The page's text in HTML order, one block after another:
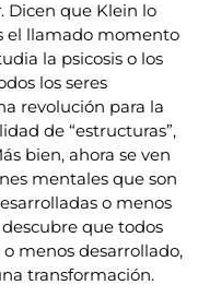
. Dicen que Klein lo
el llamado momento
la psicosis o los
los seres
revolución para la
de “estructuras”,
bien, ahora se ven
mentales que son
o menos
que todos
menos desarrollado,
transformación.